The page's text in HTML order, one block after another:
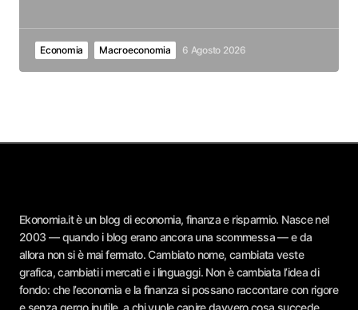
Economia Macroeconomia 6 Agosto 2026
Ekonomia.it è un blog di economia, finanza e risparmio. Nasce nel
2003 — quando i blog erano ancora una scommessa — e da
allora non si è mai fermato. Cambiato nome, cambiata veste
grafica, cambiati i mercati e i linguaggi. Non è cambiata l’idea di
fondo: che l’economia e la finanza si possano raccontare con rigore